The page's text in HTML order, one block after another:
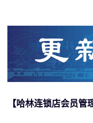
【哈林连锁店会员